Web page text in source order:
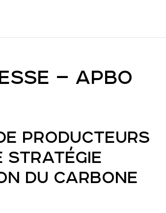
– APBO
PRODUCTEURS
STRATÉGIE
DU CARBONE